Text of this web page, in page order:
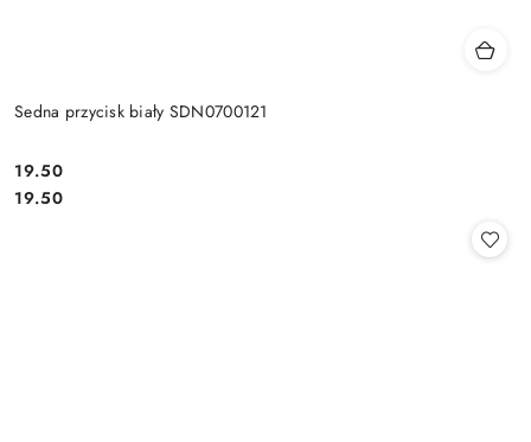
Sedna przycisk biały SDN0700121
Cena:
19.50
Cena:
19.50